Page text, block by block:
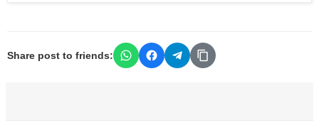
Share post to friends: